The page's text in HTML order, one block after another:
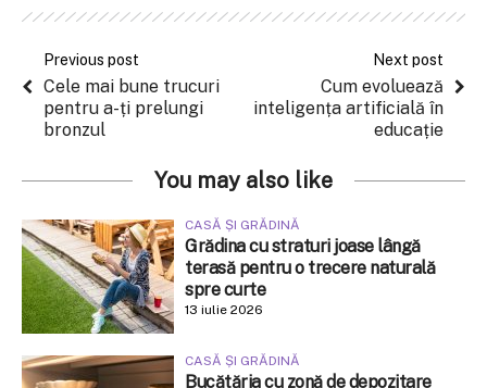
Previous post
Cele mai bune trucuri
pentru a-ți prelungi
bronzul
Next post
Cum evoluează
inteligența artificială în
educație
You may also like
CASĂ ȘI GRĂDINĂ
Grădina cu straturi joase lângă
terasă pentru o trecere naturală
spre curte
13 iulie 2026
CASĂ ȘI GRĂDINĂ
Bucătăria cu zonă de depozitare